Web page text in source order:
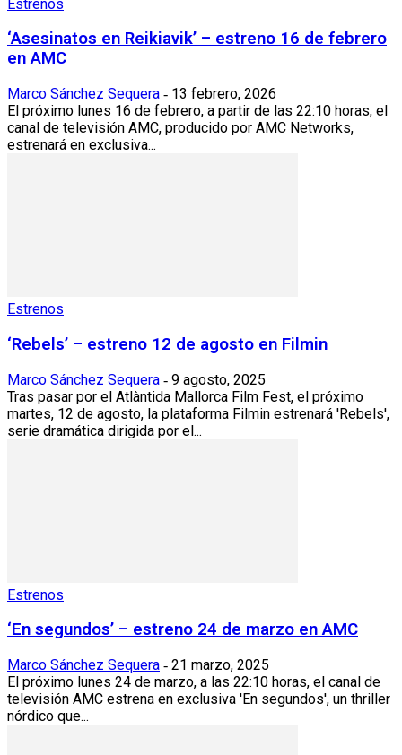
Estrenos
‘Asesinatos en Reikiavik’ – estreno 16 de febrero
en AMC
Marco Sánchez Sequera - 13 febrero, 2026
El próximo lunes 16 de febrero, a partir de las 22:10 horas, el
canal de televisión AMC, producido por AMC Networks,
estrenará en exclusiva...
Estrenos
‘Rebels’ – estreno 12 de agosto en Filmin
Marco Sánchez Sequera - 9 agosto, 2025
Tras pasar por el Atlàntida Mallorca Film Fest, el próximo
martes, 12 de agosto, la plataforma Filmin estrenará 'Rebels',
serie dramática dirigida por el...
Estrenos
‘En segundos’ – estreno 24 de marzo en AMC
Marco Sánchez Sequera - 21 marzo, 2025
El próximo lunes 24 de marzo, a las 22:10 horas, el canal de
televisión AMC estrena en exclusiva 'En segundos', un thriller
nórdico que...